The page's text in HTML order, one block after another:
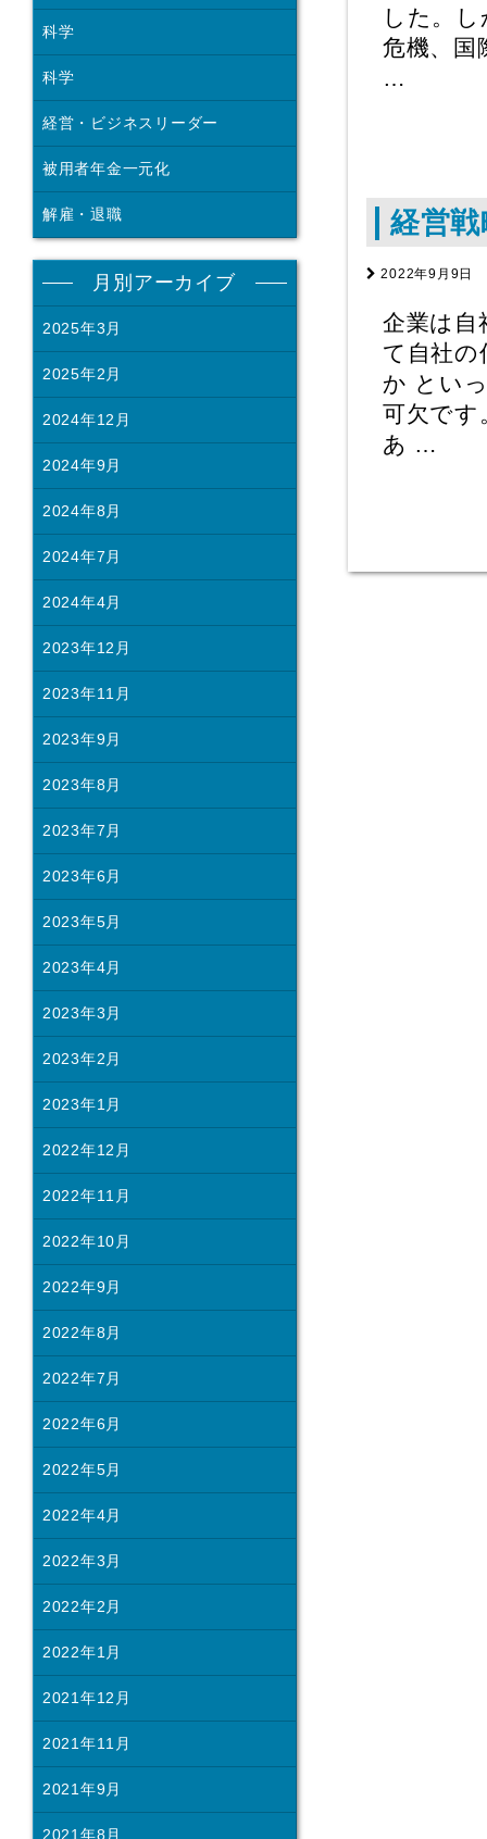
した。
危機、国
…
経営
2022年9月9日
企業は自
て自社
か とい
可欠です
あ …
科学
科学
経営・ビジネスリーダー
被用者年金一元化
解雇・退職
月別アーカイブ
2025年3月
2025年2月
2024年12月
2024年9月
2024年8月
2024年7月
2024年4月
2023年12月
2023年11月
2023年9月
2023年8月
2023年7月
2023年6月
2023年5月
2023年4月
2023年3月
2023年2月
2023年1月
2022年12月
2022年11月
2022年10月
2022年9月
2022年8月
2022年7月
2022年6月
2022年5月
2022年4月
2022年3月
2022年2月
2022年1月
2021年12月
2021年11月
2021年9月
2021年8月